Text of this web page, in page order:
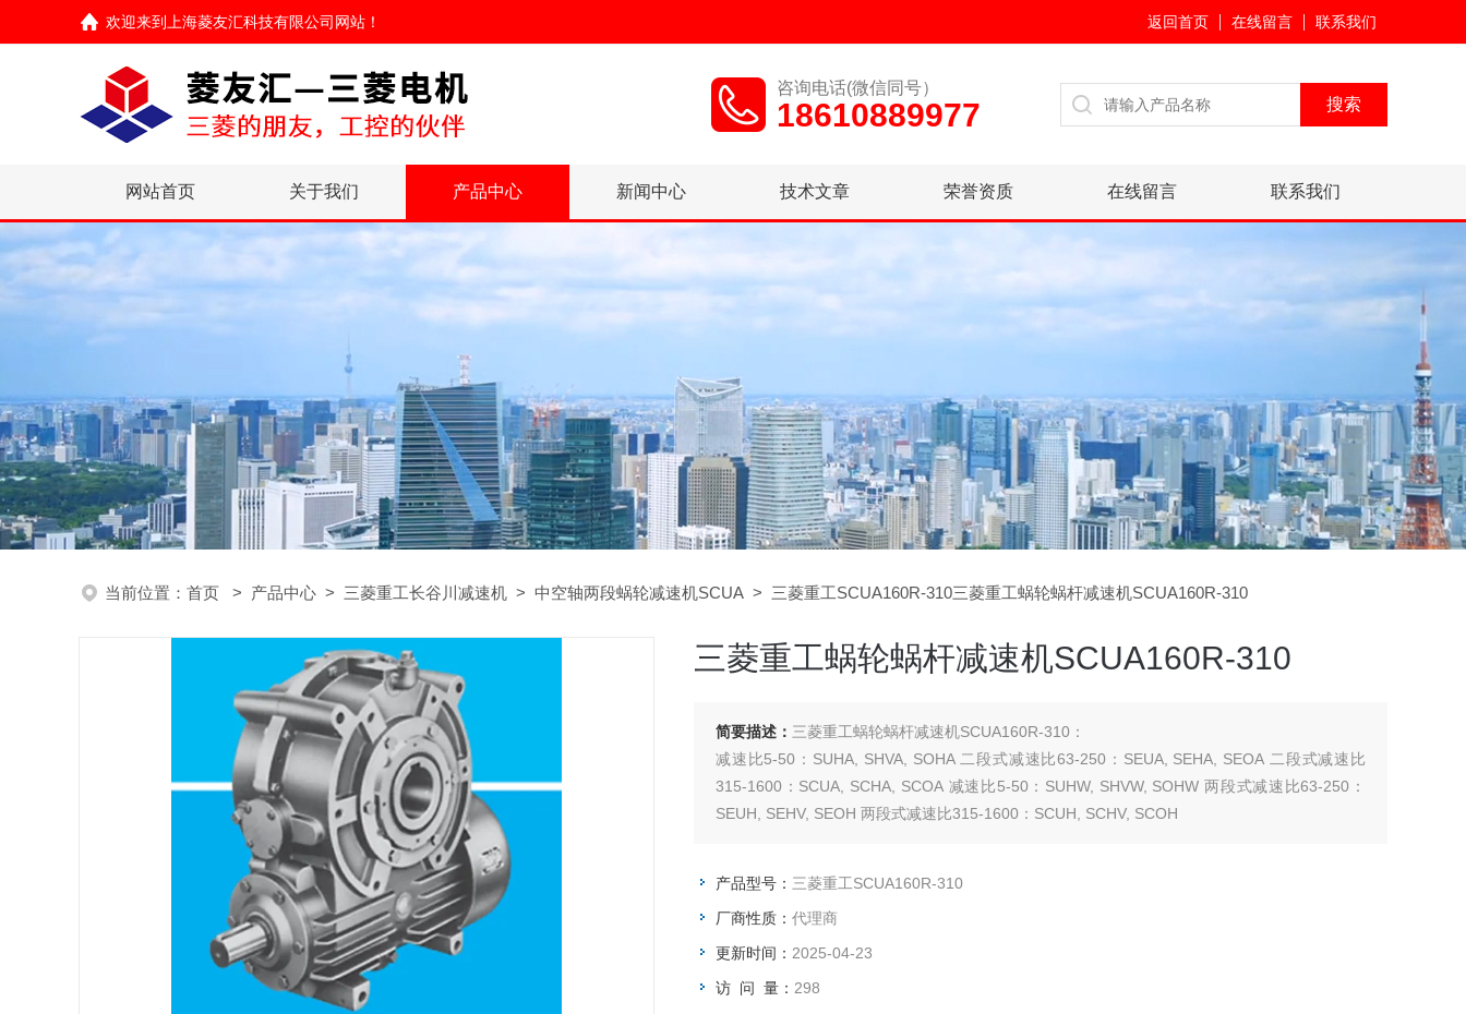
欢迎来到 上海菱友汇科技有限公司网站 ！ 返回首页 在线留言 联系我们
咨询电话(微信同号）
18610889977
网站首页 关于我们 产品中心 新闻中心 技术文章 荣誉资质 在线留言 联系我们
当前位置： 首页 > 产品中心 > 三菱重工长谷川减速机 > 中空轴两段蜗轮减速机SCUA > 三菱重工SCUA160R-310三菱重工蜗轮蜗杆减速机SCUA160R-310
三菱重工蜗轮蜗杆减速机SCUA160R-310
简要描述： 三菱重工蜗轮蜗杆减速机SCUA160R-310：
减速比5-50：SUHA, SHVA, SOHA 二段式减速比63-250：SEUA, SEHA, SEOA 二段式减速比
315-1600：SCUA, SCHA, SCOA 减速比5-50：SUHW, SHVW, SOHW 两段式减速比63-250：
SEUH, SEHV, SEOH 两段式减速比315-1600：SCUH, SCHV, SCOH
产品型号： 三菱重工SCUA160R-310
厂商性质： 代理商
更新时间： 2025-04-23
访 问 量： 298